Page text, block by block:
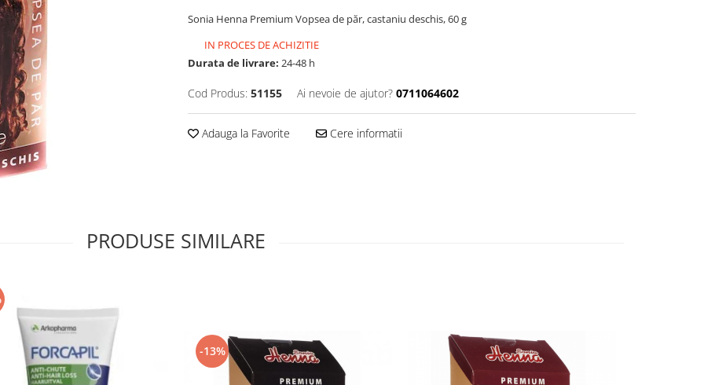
Sonia Henna Premium Vopsea de păr, castaniu deschis, 60 g
IN PROCES DE ACHIZITIE
Durata de livrare: 24-48 h
Cod Produs: 51155 Ai nevoie de ajutor? 0711064602
Adauga la Favorite Cere informatii
PRODUSE SIMILARE
-13%